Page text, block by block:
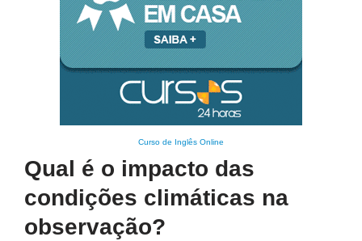
Curso de Inglês Online
Qual é o impacto das
condições climáticas na
observação?